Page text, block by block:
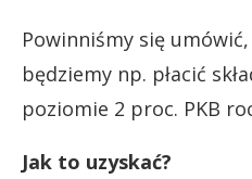
Powinniśmy się
będziemy np. płacić
poziomie 2 proc. PKB
Jak to uzyskać?